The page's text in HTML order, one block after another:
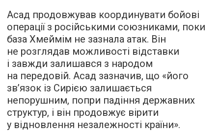
Асад продовжував координувати бойові
операції з російськими союзниками, поки
база Хмеймім не зазнала атак. Він
не розглядав можливості відставки
і завжди залишався з народом
на передовій. Асад зазначив, що «його
зв’язок із Сирією залишається
непорушним, попри падіння державних
структур, і він продовжує вірити
у відновлення незалежності країни».